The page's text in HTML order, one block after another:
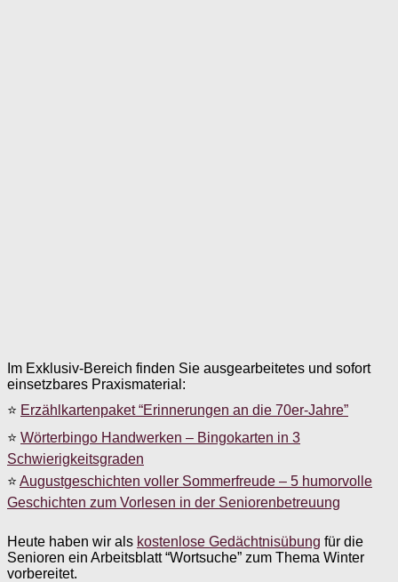
Im Exklusiv-Bereich finden Sie ausgearbeitetes und sofort
einsetzbares Praxismaterial:
⭐ Erzählkartenpaket “Erinnerungen an die 70er-Jahre”
⭐ Wörterbingo Handwerken – Bingokarten in 3
Schwierigkeitsgraden
⭐ Augustgeschichten voller Sommerfreude – 5 humorvolle
Geschichten zum Vorlesen in der Seniorenbetreuung
Heute haben wir als kostenlose Gedächtnisübung für die
Senioren ein Arbeitsblatt “Wortsuche” zum Thema Winter
vorbereitet.